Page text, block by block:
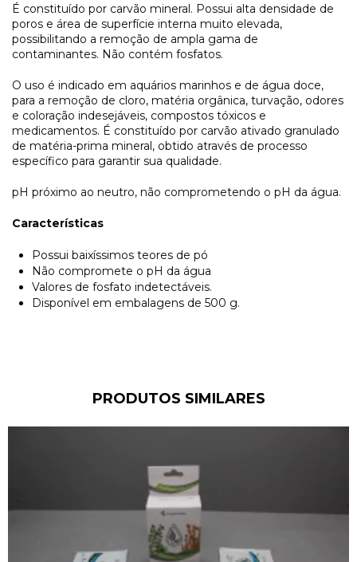
É constituído por carvão mineral. Possui alta densidade de
poros e área de superfície interna muito elevada,
possibilitando a remoção de ampla gama de
contaminantes. Não contém fosfatos.
O uso é indicado em aquários marinhos e de água doce,
para a remoção de cloro, matéria orgânica, turvação, odores
e coloração indesejáveis, compostos tóxicos e
medicamentos. É constituído por carvão ativado granulado
de matéria-prima mineral, obtido através de processo
específico para garantir sua qualidade.
pH próximo ao neutro, não comprometendo o pH da água.
Características
Possui baixíssimos teores de pó
Não compromete o pH da água
Valores de fosfato indetectáveis.
Disponível em embalagens de 500 g.
PRODUTOS SIMILARES